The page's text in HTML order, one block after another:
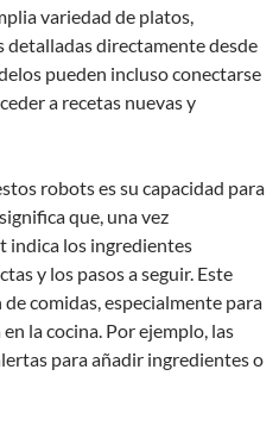
variedad de platos,
directamente desde
pueden incluso conectarse
a recetas nuevas y
robots es su capacidad para
que, una vez
indica los ingredientes
y los pasos a seguir. Este
comidas, especialmente para
la cocina. Por ejemplo, las
para añadir ingredientes o